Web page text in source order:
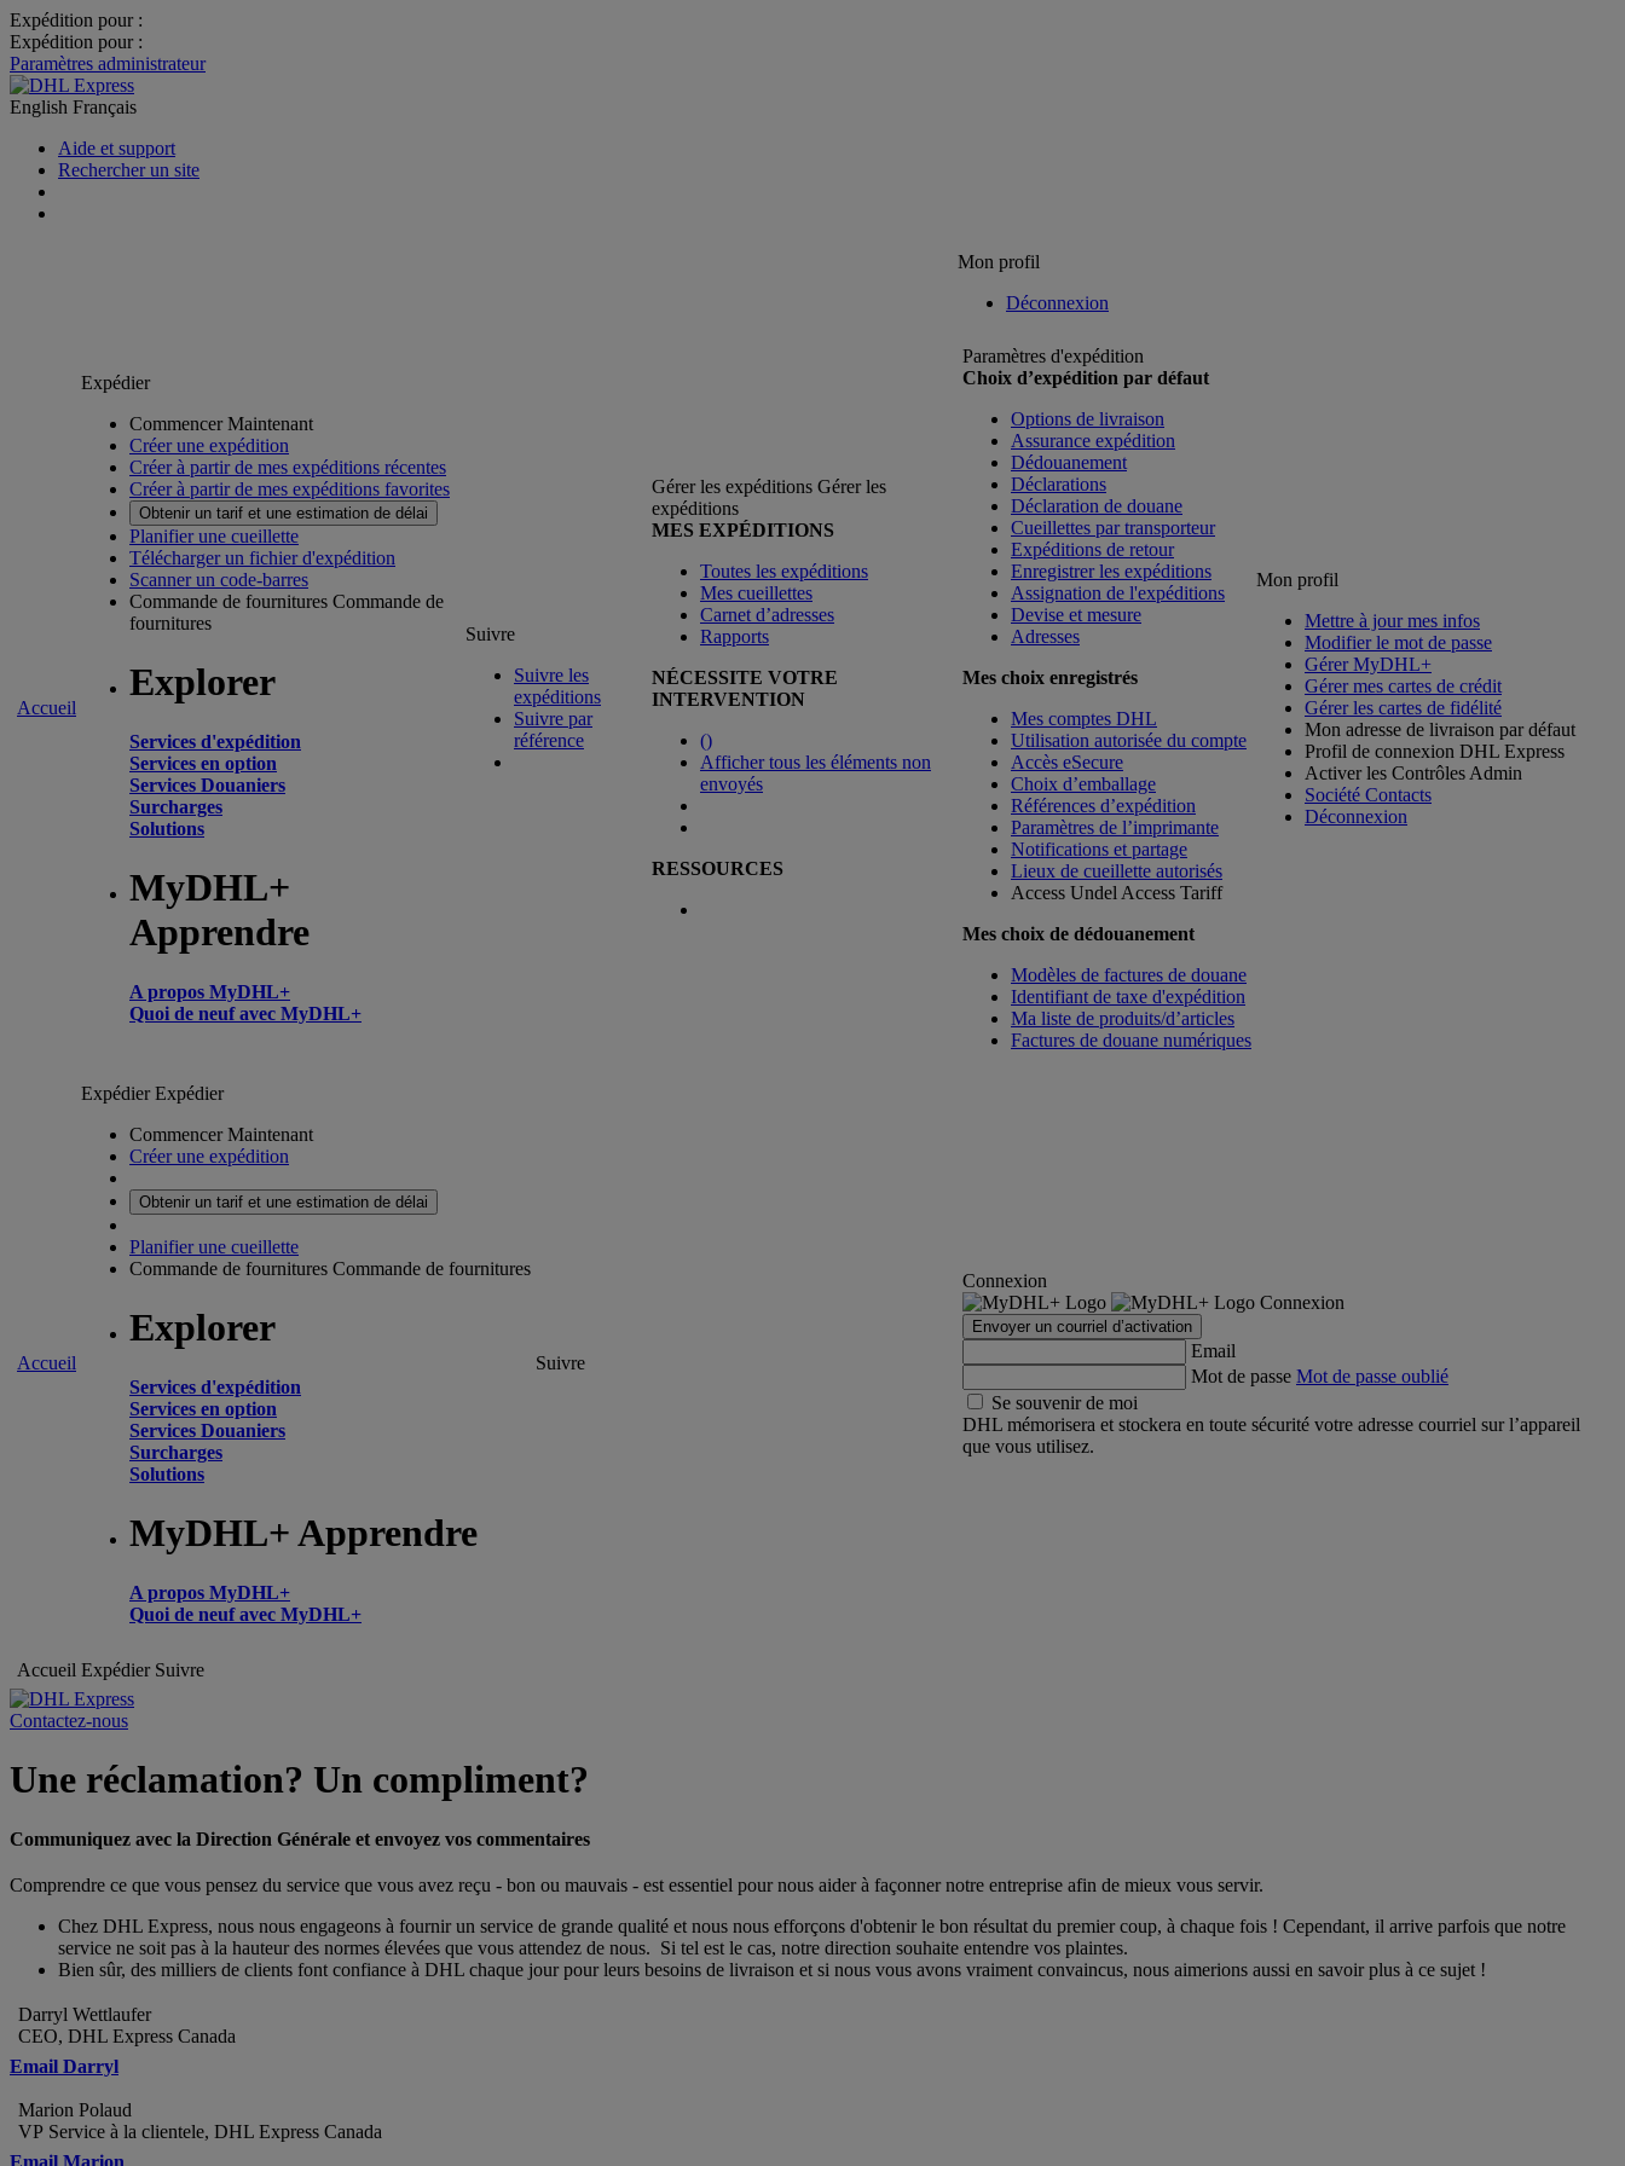
Expédition pour :
Expédition pour :
Paramètres administrateur
English Français
Aide et support
Rechercher un site
Mon profil
Déconnexion
Accueil
Expédier
Commencer Maintenant
Créer une expédition
Créer à partir de mes expéditions récentes
Créer à partir de mes expéditions favorites
Obtenir un tarif et une estimation de délai
Planifier une cueillette
Télécharger un fichier d'expédition
Scanner un code-barres
Commande de fournitures Commande de
fournitures
Explorer
Services d'expédition
Services en option
Services Douaniers
Surcharges
Solutions
MyDHL+
Apprendre
A propos MyDHL+
Quoi de neuf avec MyDHL+
Suivre
Suivre les
expéditions
Suivre par
référence
Gérer les expéditions Gérer les
expéditions
MES EXPÉDITIONS
Toutes les expéditions
Mes cueillettes
Carnet d’adresses
Rapports
NÉCESSITE VOTRE
INTERVENTION
()
Afficher tous les éléments non
envoyés
RESSOURCES
Paramètres d'expédition
Choix d’expédition par défaut
Options de livraison
Assurance expédition
Dédouanement
Déclarations
Déclaration de douane
Cueillettes par transporteur
Expéditions de retour
Enregistrer les expéditions
Assignation de l'expéditions
Devise et mesure
Adresses
Mes choix enregistrés
Mes comptes DHL
Utilisation autorisée du compte
Accès eSecure
Choix d’emballage
Références d’expédition
Paramètres de l’imprimante
Notifications et partage
Lieux de cueillette autorisés
Access Undel Access Tariff
Mes choix de dédouanement
Modèles de factures de douane
Identifiant de taxe d'expédition
Ma liste de produits/d’articles
Factures de douane numériques
Mon profil
Mettre à jour mes infos
Modifier le mot de passe
Gérer MyDHL+
Gérer mes cartes de crédit
Gérer les cartes de fidélité
Mon adresse de livraison par défaut
Profil de connexion DHL Express
Activer les Contrôles Admin
Société Contacts
Déconnexion
Accueil
ExpédierExpédier
Commencer Maintenant
Créer une expédition
Obtenir un tarif et une estimation de délai
Planifier une cueillette
Commande de fournitures Commande de fournitures
Explorer
Services d'expédition
Services en option
Services Douaniers
Surcharges
Solutions
MyDHL+ Apprendre
A propos MyDHL+
Quoi de neuf avec MyDHL+
Suivre
Connexion
Connexion
Envoyer un courriel d’activation
Email
Mot de passe Mot de passe oublié
Se souvenir de moi
DHL mémorisera et stockera en toute sécurité votre adresse courriel sur l’appareil
que vous utilisez.
Accueil Expédier Suivre
Contactez-nous
Une réclamation? Un compliment?
Communiquez avec la Direction Générale et envoyez vos commentaires
Comprendre ce que vous pensez du service que vous avez reçu - bon ou mauvais - est essentiel pour nous aider à façonner notre entreprise afin de mieux vous servir.
Chez DHL Express, nous nous engageons à fournir un service de grande qualité et nous nous efforçons d'obtenir le bon résultat du premier coup, à chaque fois ! Cependant, il arrive parfois que notre
service ne soit pas à la hauteur des normes élevées que vous attendez de nous. Si tel est le cas, notre direction souhaite entendre vos plaintes.
Bien sûr, des milliers de clients font confiance à DHL chaque jour pour leurs besoins de livraison et si nous vous avons vraiment convaincus, nous aimerions aussi en savoir plus à ce sujet !
Darryl Wettlaufer
CEO, DHL Express Canada
Email Darryl
Marion Polaud
VP Service à la clientele, DHL Express Canada
Email Marion